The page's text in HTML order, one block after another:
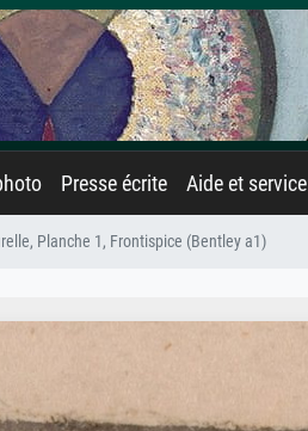
Presse écrite Aide et service
Planche 1, Frontispice (Bentley a1)